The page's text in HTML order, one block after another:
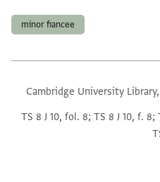
minor fiancee
Cambridge University
TS 8 J 10, fol. 8; TS 8 J 10, f. 8;